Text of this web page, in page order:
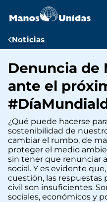
contenido
Ruta
navegación
Noticias
Denuncia de
ante el
¿Qué puede hacerse
sostenibilidad de
cambiar el rumbo, de
proteger el medio
sin tener que renunciar
social. Y es evidente
cuestión, las respuestas
civil son insuficientes.
sociales, económicos y